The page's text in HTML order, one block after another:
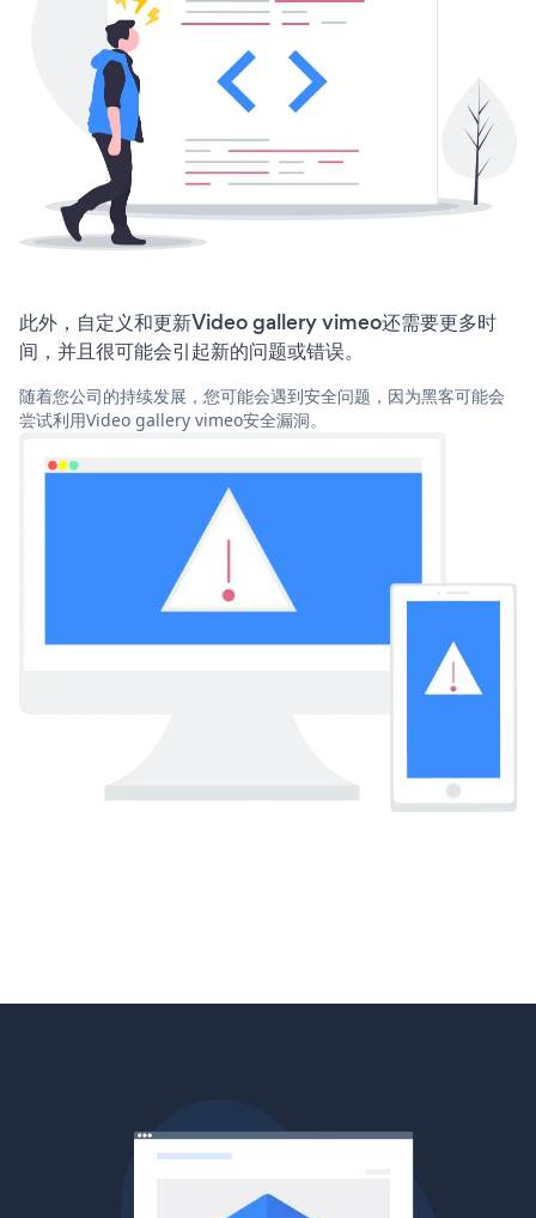
此外，自定义和更新Video gallery vimeo还需要更多时
间，并且很可能会引起新的问题或错误。
随着您公司的持续发展，您可能会遇到安全问题，因为黑客可能会
尝试利用Video gallery vimeo安全漏洞。